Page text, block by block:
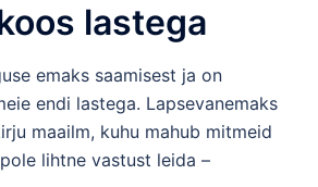
lastega
emaks saamisest ja on
endi lastega. Lapsevanemaks
maailm, kuhu mahub mitmeid
lihtne vastust leida –